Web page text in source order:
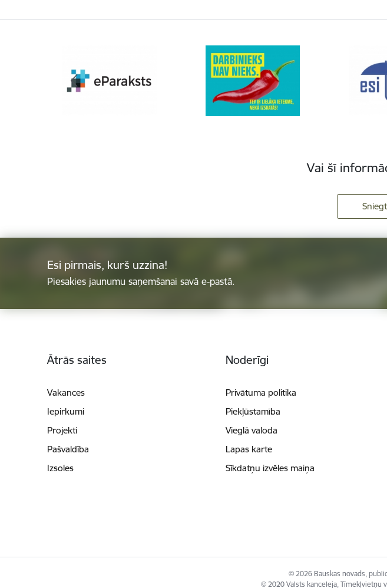
Vai šī
Esi pirmais, kurš uzzina!
Piesakies jaunumu saņemšanai savā e-pastā.
Ātrās saites
Vakances
Iepirkumi
Projekti
Pašvaldība
Izsoles
Noderīgi
Privātuma politika
Piekļūstamība
Vieglā valoda
Lapas karte
Sīkdatņu izvēles maiņa
© 2026 Bauskas novads,
© 2020 Valsts kanceleja, Tīmekļvietņu